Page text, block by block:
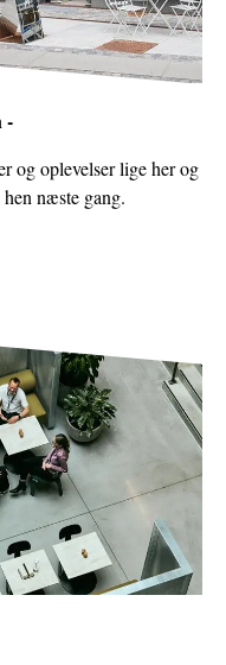
-
og oplevelser lige her og
næste gang.